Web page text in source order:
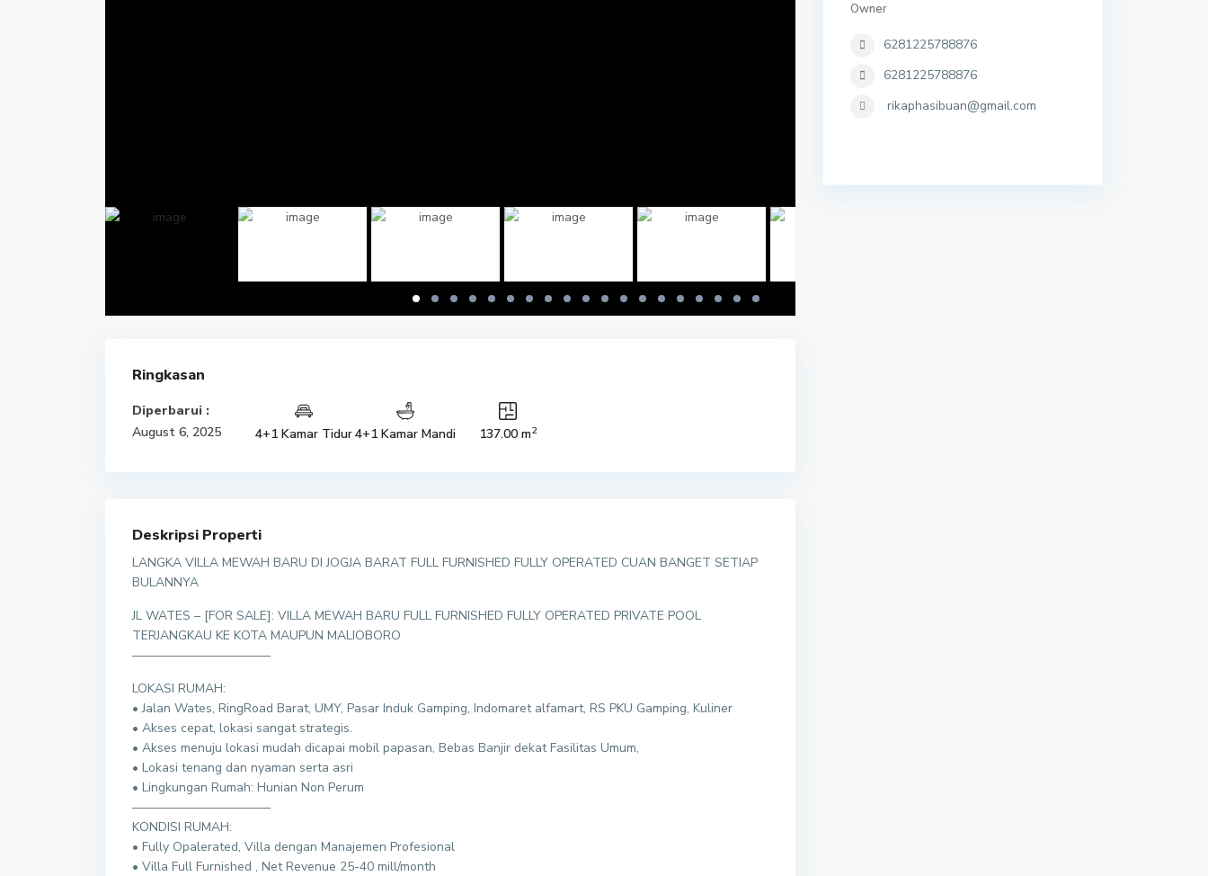
Ringkasan
Diperbarui :
August 6, 2025
4+1 Kamar Tidur4+1 Kamar Mandi 137.00 m2
Deskripsi Properti
LANGKA VILLA MEWAH BARU DI JOGJA BARAT FULL FURNISHED FULLY OPERATED CUAN BANGET SETIAP
BULANNYA
JL WATES – [FOR SALE]: VILLA MEWAH BARU FULL FURNISHED FULLY OPERATED PRIVATE POOL
TERJANGKAU KE KOTA MAUPUN MALIOBORO
———————————
LOKASI RUMAH:
• Jalan Wates, RingRoad Barat, UMY, Pasar Induk Gamping, Indomaret alfamart, RS PKU Gamping, Kuliner
• Akses cepat, lokasi sangat strategis.
• Akses menuju lokasi mudah dicapai mobil papasan, Bebas Banjir dekat Fasilitas Umum,
• Lokasi tenang dan nyaman serta asri
• Lingkungan Rumah: Hunian Non Perum
———————————
KONDISI RUMAH:
• Fully Opalerated, Villa dengan Manajemen Profesional
• Villa Full Furnished , Net Revenue 25-40 mill/month
Owner
6281225788876
6281225788876
rikaphasibuan@gmail.com